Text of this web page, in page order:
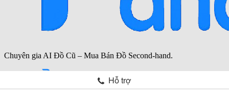
Hỗ trợ